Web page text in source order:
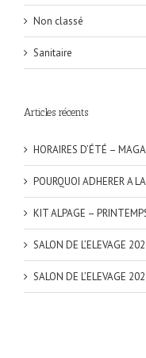
Non classé
Sanitaire
Articles récents
HORAIRES D’ÉTÉ –
POURQUOI ADHERER A
KIT ALPAGE –
SALON DE L’ELEVAGE
SALON DE L’ELEVAGE